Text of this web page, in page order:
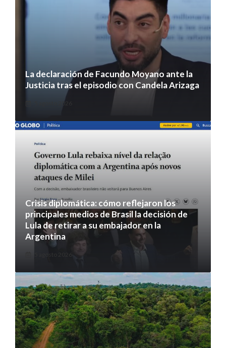
La declaración de Facundo Moyano ante la
Justicia tras el episodio con Candela Arizaga
5 agosto 2026
Crisis diplomática: cómo reflejaron los
principales medios de Brasil la decisión de
Lula de retirar a su embajador en la
Argentina
5 agosto 2026